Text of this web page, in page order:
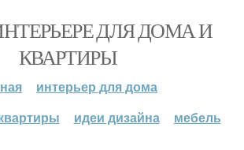
ДЛЯ ДОМА И
КВАРТИРЫ
интерьер для дома
идеи дизайна мебель